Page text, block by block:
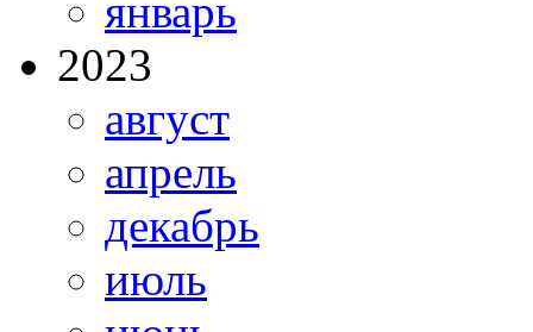
январь
2023
август
апрель
декабрь
июль